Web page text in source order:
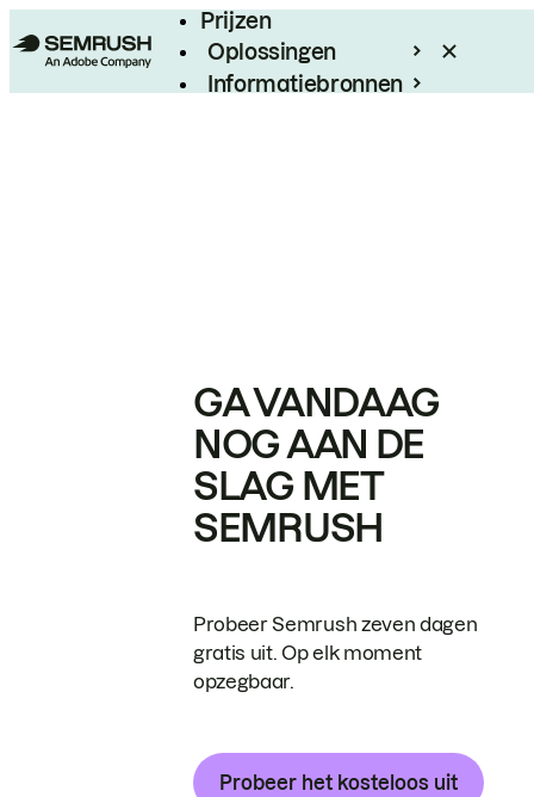
Prijzen
Oplossingen
Informatiebronnen
GA VANDAAG
NOG AAN DE
SLAG MET
SEMRUSH
Probeer Semrush zeven dagen
gratis uit. Op elk moment
opzegbaar.
Probeer het kosteloos uit